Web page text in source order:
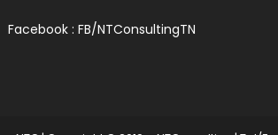
Facebook : FB/NTConsultingTN